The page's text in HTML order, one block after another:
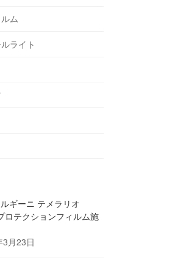
ム
ライト
ギーニ テメラリオ
ロテクションフィルム施
月23日